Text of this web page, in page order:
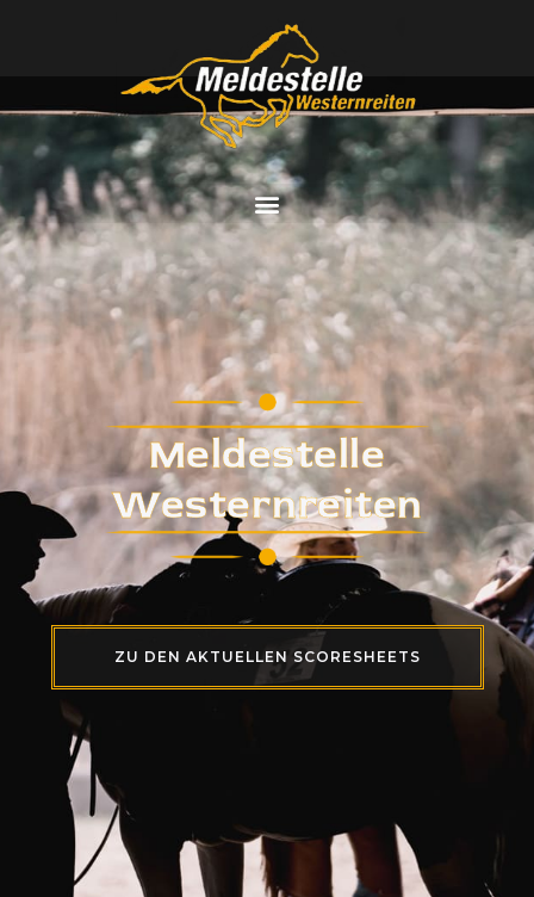
Meldestelle
Westernreiten
ZU DEN AKTUELLEN SCORESHEETS